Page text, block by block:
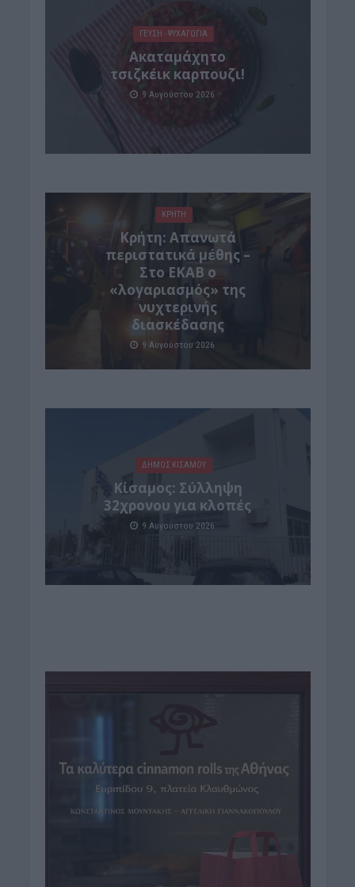
ΓΕΎΣΗ - ΨΥΧΑΓΩΓΊΑ
Ακαταμάχητο
τσιζκέικ καρπουζι!
9 Αυγούστου 2026
ΚΡΗΤΗ
Κρήτη: Απανωτά
περιστατικά μέθης –
Στο ΕΚΑΒ ο
«λογαριασμός» της
νυχτερινής
διασκέδασης
9 Αυγούστου 2026
ΔΉΜΟΣ ΚΙΣΆΜΟΥ
Κίσαμος: Σύλληψη
32χρονου για κλοπές
9 Αυγούστου 2026